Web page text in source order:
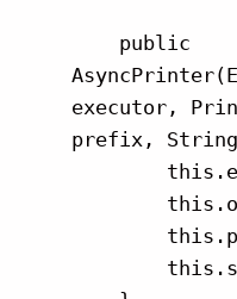
executor,
prefix,